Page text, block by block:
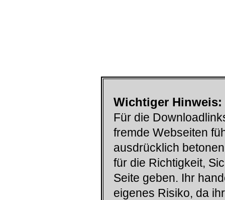
Wichtiger Hinweis:
Für die
fremde Webseiten
ausdrücklich
für die Richtigkeit,
Seite geben. Ihr
eigenes Risiko, da